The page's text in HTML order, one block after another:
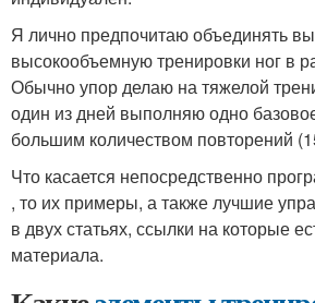
Я лично предпочитаю объединять
высокообъемную тренировки ног в
Обычно упор делаю на тяжелой
один из дней выполняю одно
большим количеством повторений
Что касается непосредственно
, то их примеры, а также лучшие
в двух статьях, ссылки на которые
материала.